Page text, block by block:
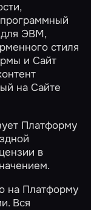
для ЭВМ,
стиля
и Сайт
на Сайте
Платформу
в
на Платформу
Вся